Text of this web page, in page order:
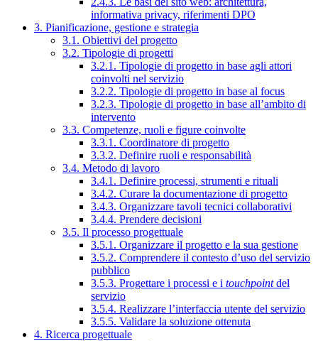
informativa privacy, riferimenti DPO
3. Pianificazione, gestione e strategia
3.1. Obiettivi del progetto
3.2. Tipologie di progetti
3.2.1. Tipologie di progetto in base agli attori
coinvolti nel servizio
3.2.2. Tipologie di progetto in base al focus
3.2.3. Tipologie di progetto in base all’ambito di
intervento
3.3. Competenze, ruoli e figure coinvolte
3.3.1. Coordinatore di progetto
3.3.2. Definire ruoli e responsabilità
3.4. Metodo di lavoro
3.4.1. Definire processi, strumenti e rituali
3.4.2. Curare la documentazione di progetto
3.4.3. Organizzare tavoli tecnici collaborativi
3.4.4. Prendere decisioni
3.5. Il processo progettuale
3.5.1. Organizzare il progetto e la sua gestione
3.5.2. Comprendere il contesto d’uso del servizio
pubblico
3.5.3. Progettare i processi e i touchpointdel
servizio
3.5.4. Realizzare l’interfaccia utente del servizio
3.5.5. Validare la soluzione ottenuta
4. Ricerca progettuale